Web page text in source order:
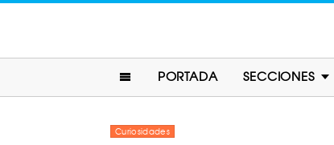
PORTADA SECCIONES
Curiosidades